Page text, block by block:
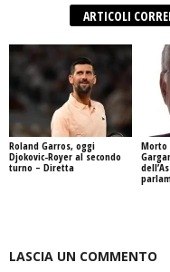
ARTICOLI
Roland Garros, oggi
Djokovic-Royer al secondo
turno – Diretta
Morto
LASCIA UN COMMENTO